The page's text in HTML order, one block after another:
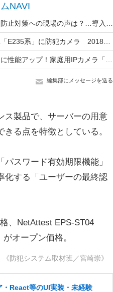
NAVI
編集部にメッセージを送る
ス製品で、サーバーの用意
る点を特徴としている。
スワード有効期限機能」
化する「ユーザーの最終認
、NetAttest EPS-ST04
オープン価格。
《防犯システム取材班／宮崎崇》
・React等のUI実装・未経験